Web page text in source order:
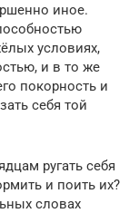
иное.
условиях,
и в то же
покорность и
себя той
ругать себя
и поить их?
словах